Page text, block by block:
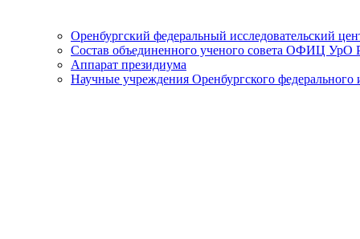
Оренбургский федеральный исследовательский
Состав объединенного ученого совета ОФИЦ УрО
Аппарат президиума
Научные учреждения Оренбургского федерального